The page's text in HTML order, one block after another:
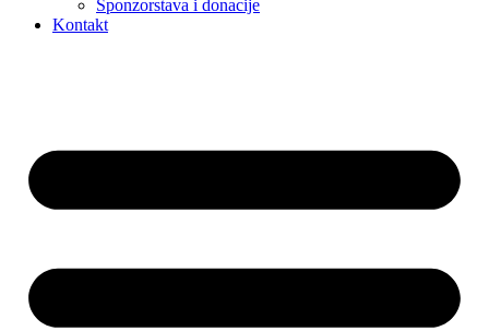
Sponzorstava i donacije
Kontakt